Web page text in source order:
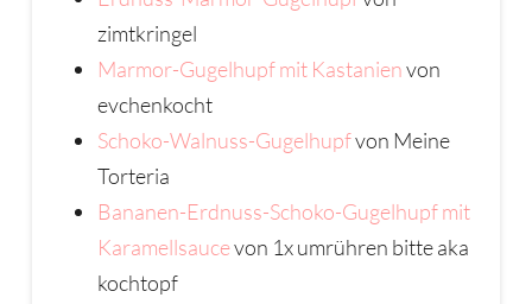
zimtkringel
Marmor-Gugelhupf mit Kastanienvon
evchenkocht
Schoko-Walnuss-Gugelhupfvon Meine
Torteria
Bananen-Erdnuss-Schoko-Gugelhupf mit
Karamellsaucevon 1x umrühren bitte aka
kochtopf